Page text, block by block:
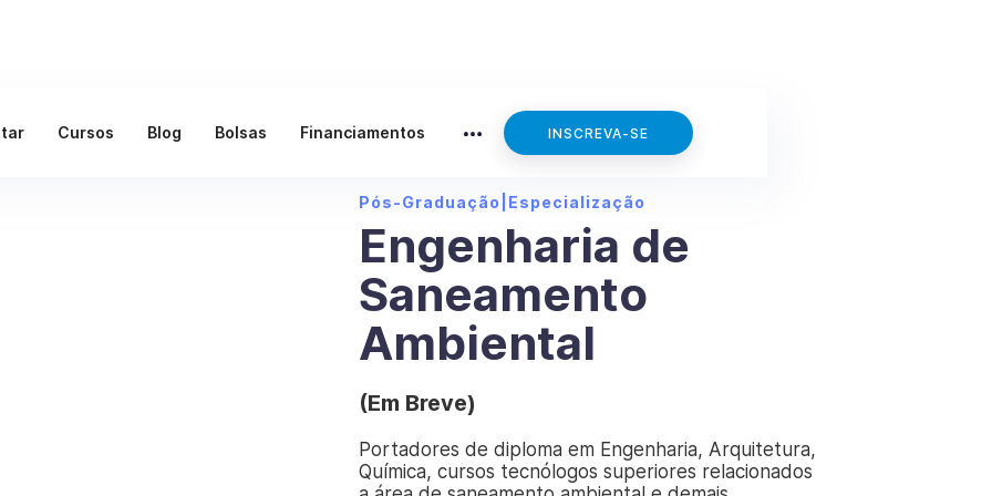
Cursos Blog Bolsas Financiamentos INSCREVA-SE
Pós-Graduação Especialização
Engenharia de
Saneamento
Ambiental
(Em Breve)
Portadores de diploma em Engenharia, Arquitetura,
Química, cursos tecnólogos superiores relacionados